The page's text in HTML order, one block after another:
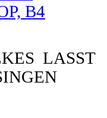
B4
 LASST